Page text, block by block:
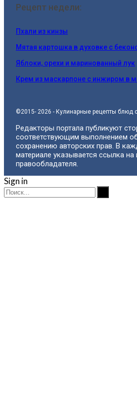
Рецепт недели:
Пхали из кинзы
Мятая картошка в духовке с
Яблоки, орехи и маринованный лук
Крем из маскарпоне с инжиром в
©2015- 2026 - Кулинарные рецепты блюд
Редакторы портала публикуют
соответствующим выполнением
сохранению авторских прав. В
материале указывается ссылка на
правообладателя.
Sign in